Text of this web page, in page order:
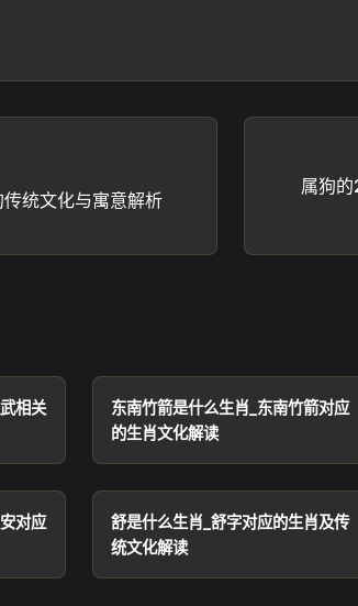
统文化与寓意解析
属狗
相关
东南竹箭是什么生肖_东南竹箭对应
的生肖文化解读
对应
舒是什么生肖_舒字对应的生肖及传
统文化解读